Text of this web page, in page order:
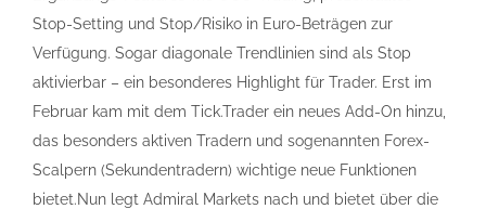
Stop-Setting und Stop/Risiko in Euro-Beträgen zur
Verfügung. Sogar diagonale Trendlinien sind als Stop
aktivierbar – ein besonderes Highlight für Trader. Erst im
Februar kam mit dem Tick.Trader ein neues Add-On hinzu,
das besonders aktiven Tradern und sogenannten Forex-
Scalpern (Sekundentradern) wichtige neue Funktionen
bietet.Nun legt Admiral Markets nach und bietet über die